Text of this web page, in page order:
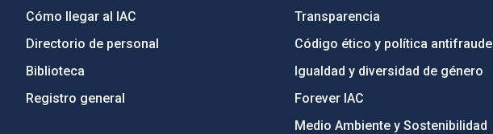
Cómo llegar al IAC
Directorio de personal
Biblioteca
Registro general
Transparencia
Código ético y política antifraude
Igualdad y diversidad de género
Forever IAC
Medio Ambiente y Sostenibilidad